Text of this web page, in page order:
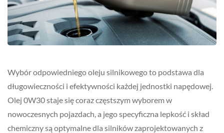
Wybór odpowiedniego oleju silnikowego to podstawa dla
długowieczności i efektywności każdej jednostki napędowej.
Olej 0W30 staje się coraz częstszym wyborem w
nowoczesnych pojazdach, a jego specyficzna lepkość i skład
chemiczny są optymalne dla silników zaprojektowanych z